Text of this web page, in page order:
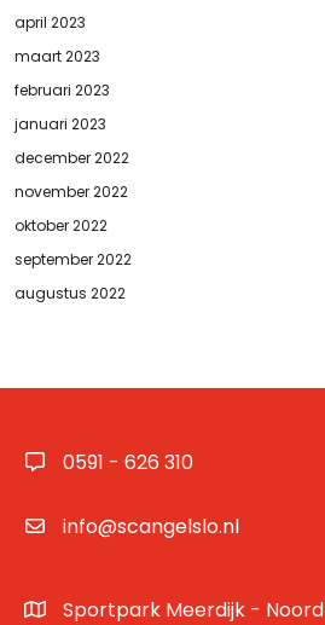
april 2023
maart 2023
februari 2023
januari 2023
december 2022
november 2022
oktober 2022
september 2022
augustus 2022
0591 - 626 310
info@scangelslo.nl
Sportpark Meerdijk - Noord